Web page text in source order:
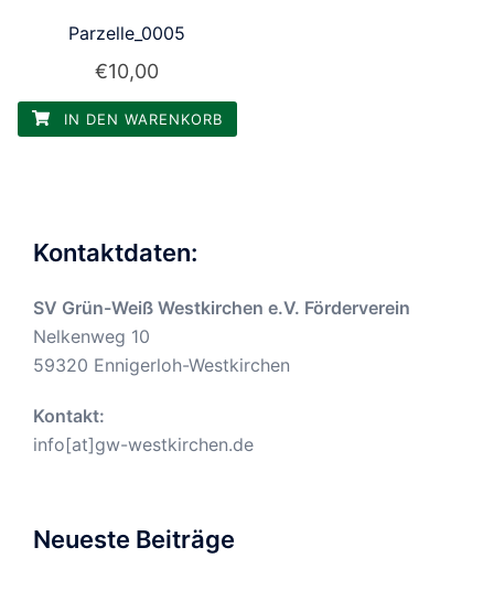
Parzelle_0005
€10,00
IN DEN WARENKORB
Kontaktdaten:
SV Grün-Weiß Westkirchen e.V. Förderverein
Nelkenweg 10
59320 Ennigerloh-Westkirchen
Kontakt:
info[at]gw-westkirchen.de
Neueste Beiträge